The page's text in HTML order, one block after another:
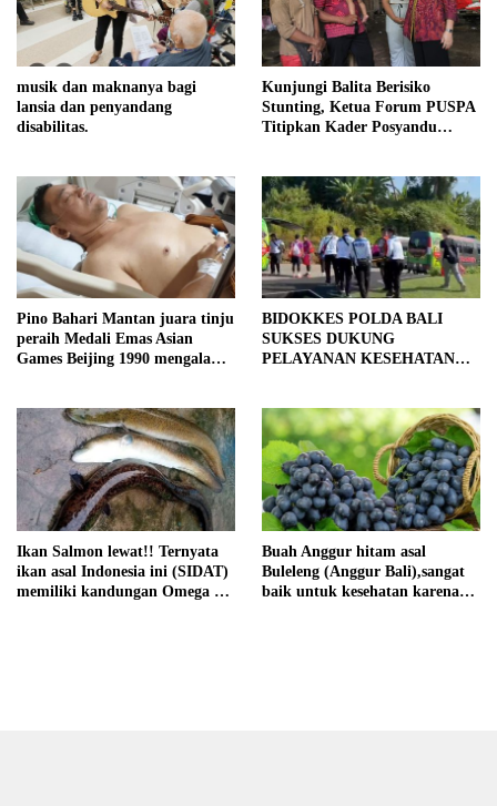
musik dan maknanya bagi
lansia dan penyandang
disabilitas.
Kunjungi Balita Berisiko
Stunting, Ketua Forum PUSPA
Titipkan Kader Posyandu
Pino Bahari Mantan juara tinju
peraih Medali Emas Asian
Games Beijing 1990 mengalami
BIDOKKES POLDA BALI
SUKSES DUKUNG
PELAYANAN KESEHATAN
Ikan Salmon lewat!! Ternyata
ikan asal Indonesia ini (SIDAT)
memiliki kandungan Omega 3
Buah Anggur hitam asal
Buleleng (Anggur Bali),sangat
baik untuk kesehatan karena